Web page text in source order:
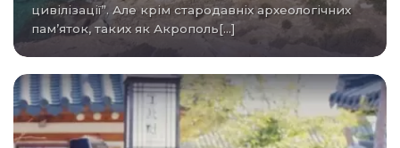
цивілізації”. Але крім стародавніх археологічних
пам’яток, таких як Акрополь[...]